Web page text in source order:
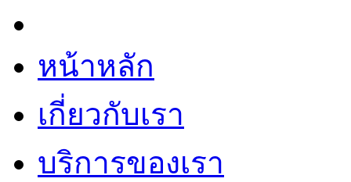
หน้าหลัก
เกี่ยวกับเรา
บริการของเรา